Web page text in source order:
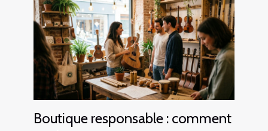
Boutique responsable : comment